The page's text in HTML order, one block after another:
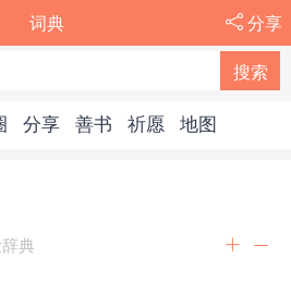
词典 分享
分享 善书 祈愿 地图
典